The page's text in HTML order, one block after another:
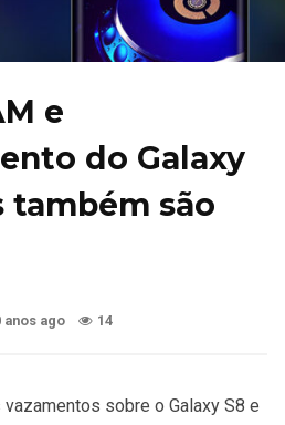
e
do Galaxy
também são
anos ago 14
sobre o Galaxy S8 e